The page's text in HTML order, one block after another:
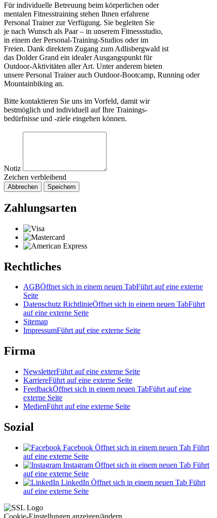
Für individuelle Betreuung beim körperlichen oder
mentalen Fitnesstraining stehen Ihnen erfahrene
Personal Trainer zur Verfügung. Sie begleiten Sie
je nach Wunsch als Paar – in unserem Fitnessstudio,
in einem der Personal-Training-Studios oder im
Freien. Dank direktem Zugang zum Adlisbergwald ist
das Dolder Grand ein idealer Ausgangspunkt für
Outdoor-Aktivitäten aller Art. Unter anderem bieten
unsere Personal Trainer auch Outdoor-Bootcamp, Running oder
Mountainbiking an.
Bitte kontaktieren Sie uns im Vorfeld, damit wir
bestmöglich und individuell auf Ihre Trainings-
bedürfnisse und -ziele eingehen können.
Notiz
Zeichen verbleibend
Abbrechen Speichern
Zahlungsarten
Rechtliches
AGBÖffnet sich in einem neuen TabFührt auf eine externe
Seite
Datenschutz RichtlinieÖffnet sich in einem neuen TabFührt
auf eine externe Seite
Sitemap
ImpressumFührt auf eine externe Seite
Firma
NewsletterFührt auf eine externe Seite
KarriereFührt auf eine externe Seite
FeedbackÖffnet sich in einem neuen TabFührt auf eine
externe Seite
MedienFührt auf eine externe Seite
Sozial
Facebook Öffnet sich in einem neuen Tab Führt
auf eine externe Seite
Instagram Öffnet sich in einem neuen Tab Führt
auf eine externe Seite
LinkedIn Öffnet sich in einem neuen Tab Führt
auf eine externe Seite
Cookie-Einstellungen anzeigen/ändern